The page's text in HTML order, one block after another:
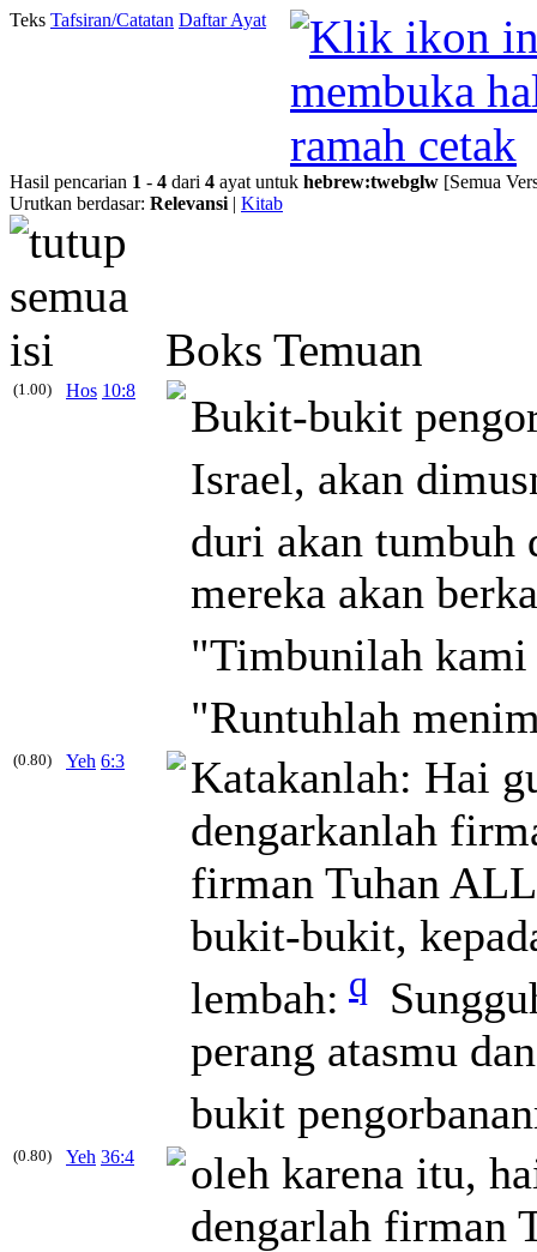
Teks Tafsiran/Catatan Daftar Ayat
Hasil pencarian 1 - 4 dari 4 ayat untuk hebrew:twebglw [Semua
Urutkan berdasar: Relevansi | Kitab
Boks Temuan
(1.00) Hos 10:8
Bukit-bukit
Israel, akan
duri akan tumbuh
mereka akan
"Timbunilah kami
"Runtuhlah
(0.80) Yeh 6:3
Katakanlah: Hai
dengarkanlah
firman Tuhan
bukit-bukit,
lembah: q
perang atasmu
bukit
(0.80) Yeh 36:4
oleh karena itu,
dengarlah firman